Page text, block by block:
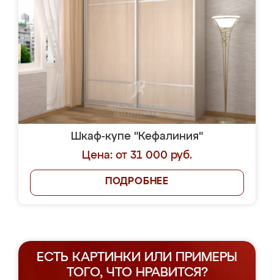
Шкаф-купе "Кефалиния"
Цена: от 31 000 руб.
ПОДРОБНЕЕ
ЕСТЬ КАРТИНКИ ИЛИ ПРИМЕРЫ
ТОГО, ЧТО НРАВИТСЯ?